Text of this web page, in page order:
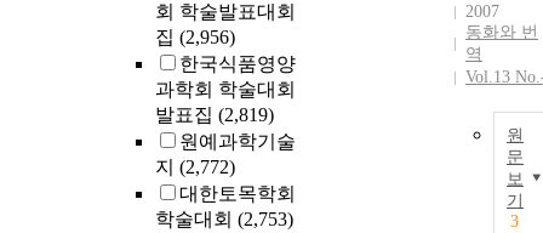
회 학술발표대회
집 (2,956)
한국식품영양
과학회 학술대회
발표집 (2,819)
원예과학기술
지 (2,772)
대한토목학회
학술대회 (2,753)
2007
동화와 번
역
Vol.13
원
문
보
기
3